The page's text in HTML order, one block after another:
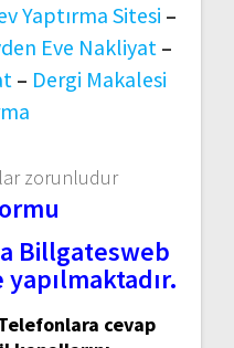
Yaptırma Sitesi –
Eve Nakliyat–
– Dergi Makalesi
zorunludur
Billgatesweb
cevap